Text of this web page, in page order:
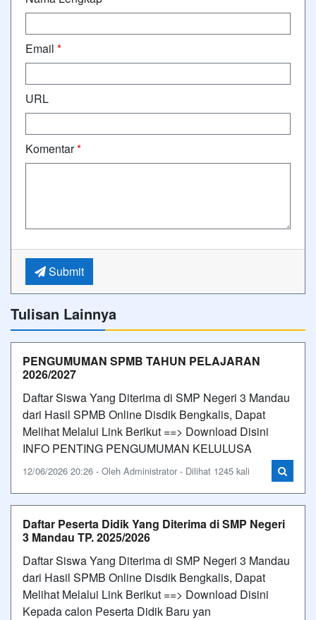
Email *
URL
Komentar*
Submit
Tulisan Lainnya
PENGUMUMAN SPMB TAHUN PELAJARAN
2026/2027
Daftar Siswa Yang Diterima di SMP Negeri 3 Mandau
dari Hasil SPMB Online Disdik Bengkalis, Dapat
Melihat Melalui Link Berikut ==> Download Disini
INFO PENTING PENGUMUMAN KELULUSA
12/06/2026 20:26 - Oleh Administrator - Dilihat 1245 kali
Daftar Peserta Didik Yang Diterima di SMP Negeri
3 Mandau TP. 2025/2026
Daftar Siswa Yang Diterima di SMP Negeri 3 Mandau
dari Hasil SPMB Online Disdik Bengkalis, Dapat
Melihat Melalui Link Berikut ==> Download Disini
Kepada calon Peserta Didik Baru yan